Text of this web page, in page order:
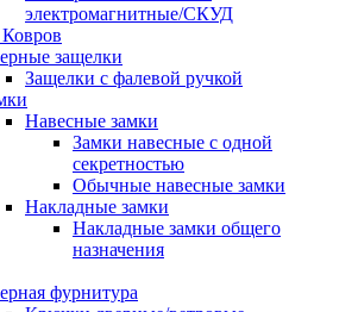
электромагнитные/СКУД
защелки
Защелки с фалевой ручкой
Навесные замки
Замки навесные с одной
секретностью
Обычные навесные замки
Накладные замки
Накладные замки общего
назначения
фурнитура